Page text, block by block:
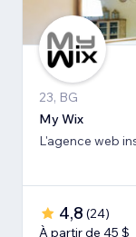
23, BG
My Wix
L'agence web
4,8 (24)
À partir de 45 $